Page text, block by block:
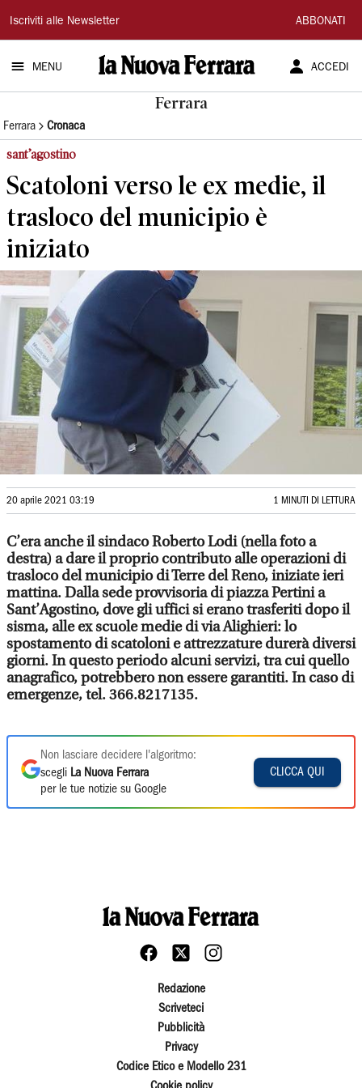
La
Nuova
Ferrara
Iscriviti alle Newsletter ABBONATI
MENU ACCEDI
Ferrara
Ferrara Cronaca
sant’agostino
Scatoloni verso le ex medie, il
trasloco del municipio è
iniziato
20 aprile 2021 03:19 1 MINUTI DI LETTURA
C’era anche il sindaco Roberto Lodi (nella foto a
destra) a dare il proprio contributo alle operazioni di
trasloco del municipio di Terre del Reno, iniziate ieri
mattina. Dalla sede provvisoria di piazza Pertini a
Sant’Agostino, dove gli uffici si erano trasferiti dopo il
sisma, alle ex scuole medie di via Alighieri: lo
spostamento di scatoloni e attrezzature durerà diversi
giorni. In questo periodo alcuni servizi, tra cui quello
anagrafico, potrebbero non essere garantiti. In caso di
emergenze, tel. 366.8217135.
Non lasciare decidere l'algoritmo:
scegli La Nuova Ferrara
per le tue notizie su Google
CLICCA QUI
Redazione
Scriveteci
Pubblicità
Privacy
Codice Etico e Modello 231